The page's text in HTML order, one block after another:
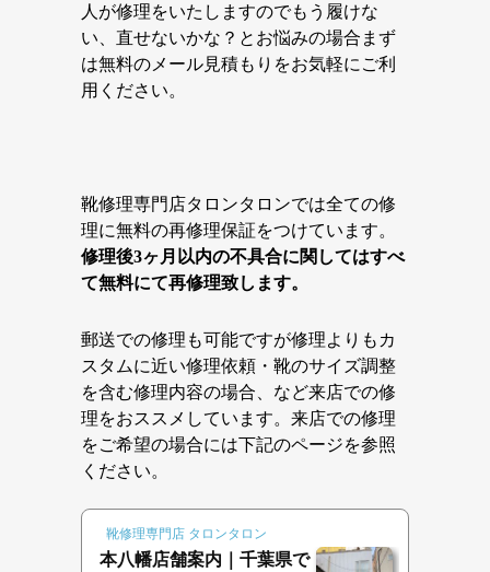
人が修理をいたしますのでもう履けな
い、直せないかな？とお悩みの場合まず
は無料のメール見積もりをお気軽にご利
用ください。
靴修理専門店タロンタロンでは全ての修
理に無料の再修理保証をつけています。
修理後3ヶ月以内の不具合に関してはすべ
て無料にて再修理致します。
郵送での修理も可能ですが修理よりもカ
スタムに近い修理依頼・靴のサイズ調整
を含む修理内容の場合、など来店での修
理をおススメしています。来店での修理
をご希望の場合には下記のページを参照
ください。
靴修理専門店 タロンタロン
本八幡店舗案内｜千葉県で